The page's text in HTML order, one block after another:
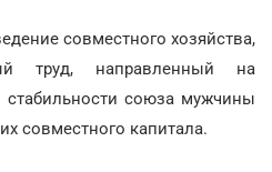
совместного хозяйства,
труд, направленный на
союза мужчины
совместного капитала.